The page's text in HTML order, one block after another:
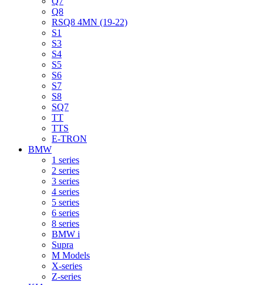
Q8
RSQ8 4MN (19-22)
S1
S3
S4
S5
S6
S7
S8
SQ7
TT
TTS
E-TRON
BMW
1 series
2 series
3 series
4 series
5 series
6 series
8 series
BMW i
Supra
M Models
X-series
Z-series